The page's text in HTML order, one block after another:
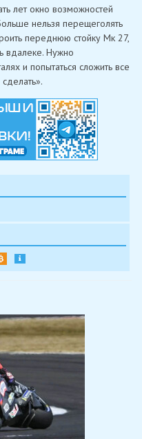
лет окно возможностей
нельзя перещеголять
переднюю стойку Мк 27,
вдалеке. Нужно
и попытаться сложить все